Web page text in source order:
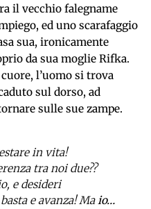
il vecchio falegname
ed uno scarafaggio
sua, ironicamente
da sua moglie Rifka.
l’uomo si trova
sul dorso, ad
sulle sue zampe.
in vita!
tra noi due??
e desideri
e avanza! Maio…